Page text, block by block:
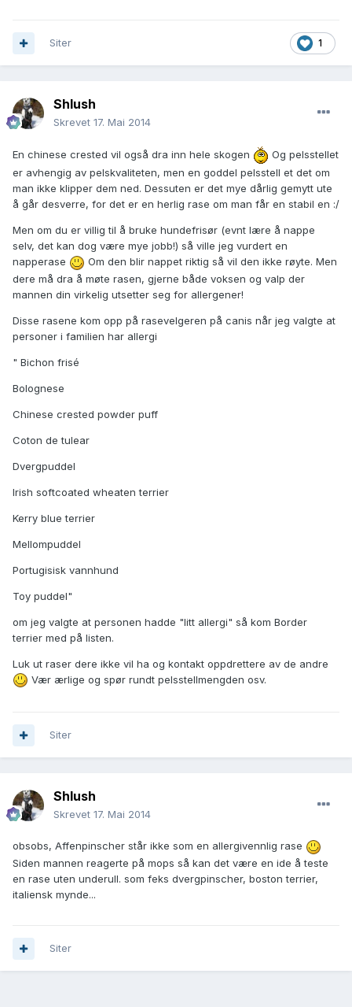
1
Siter
Shlush
Skrevet 17. Mai 2014
En chinese crested vil også dra inn hele skogen
Og pelsstellet
er avhengig av pelskvaliteten, men en goddel pelsstell et det om
man ikke klipper dem ned. Dessuten er det mye dårlig gemytt ute
å går desverre, for det er en herlig rase om man får en stabil en :/
Men om du er villig til å bruke hundefrisør (evnt lære å nappe
selv, det kan dog være mye jobb!) så ville jeg vurdert en
napperase
Om den blir nappet riktig så vil den ikke røyte. Men
dere må dra å møte rasen, gjerne både voksen og valp der
mannen din virkelig utsetter seg for allergener!
Disse rasene kom opp på rasevelgeren på canis når jeg valgte at
personer i familien har allergi
" Bichon frisé
Bolognese
Chinese crested powder puff
Coton de tulear
Dvergpuddel
Irish softcoated wheaten terrier
Kerry blue terrier
Mellompuddel
Portugisisk vannhund
Toy puddel"
om jeg valgte at personen hadde "litt allergi" så kom Border
terrier med på listen.
Luk ut raser dere ikke vil ha og kontakt oppdrettere av de andre
Vær ærlige og spør rundt pelsstellmengden osv.
Siter
Shlush
Skrevet 17. Mai 2014
obsobs, Affenpinscher står ikke som en allergivennlig rase
Siden mannen reagerte på mops så kan det være en ide å teste
en rase uten underull. som feks dvergpinscher, boston terrier,
italiensk mynde...
Siter